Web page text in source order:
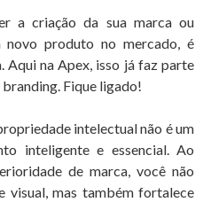
a criação da sua marca ou
novo produto no mercado, é
Aqui na Apex, isso já faz parte
Fique ligado!
intelectual não é um
inteligente e essencial. Ao
de marca, você não
visual, mas também fortalece